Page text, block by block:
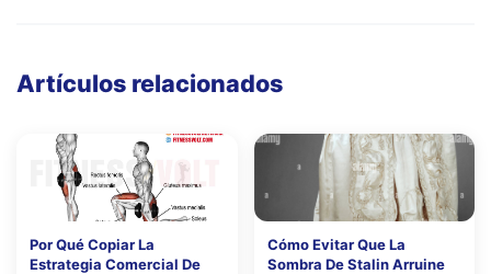
Artículos relacionados
Por Qué Copiar La
Estrategia Comercial De
Cómo Evitar Que La
Sombra De Stalin Arruine